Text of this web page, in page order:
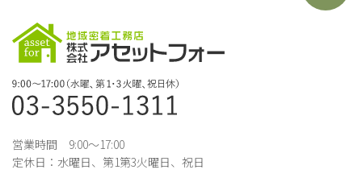
営業時間 9:00～17:00
定休日：水曜日、第1第3火曜日、祝日